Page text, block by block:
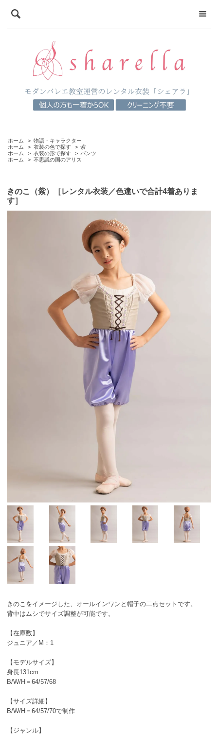
ホーム > 物語・キャラクター
ホーム
> 衣装の色で探す > 紫
ホーム
> 衣装の形で探す > パンツ
ホーム
> 不思議の国のアリス
きのこ（紫）［レンタル衣装／色違いで合計4着ありま
す］
きのこをイメージした、オールインワンと帽子の二点セットです。
背中はムシでサイズ調整が可能です。
【在庫数】
ジュニア／M：1
【モデルサイズ】
身長131cm
B/W/H＝64/57/68
【サイズ詳細】
B/W/H＝64/57/70で制作
【ジャンル】